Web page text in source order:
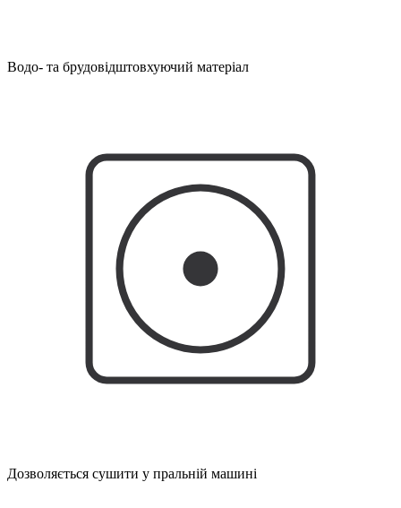
Водо- та брудовідштовхуючий матеріал
Дозволяється сушити у пральній машині